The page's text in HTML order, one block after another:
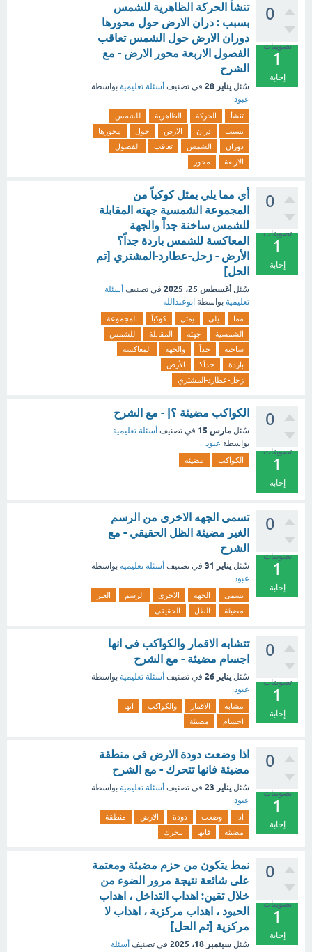
0
تصويتات
1
إجابة
تنشأ الحركة الظاهرية للشمس
بسبب : دران الارض حول محورها
دوران الارض حول الشمس تعاقب
الفصول الاربعة محور الارض - مع
الشرح
سُئل يناير 28 في تصنيف أسئلة تعليمية بواسطة
عبود
تنشأ الحركة الظاهرية
للشمس
بسبب
دران الارض حول
محورها
دوران
الشمس تعاقب
الفصول
الاربعة
محور
0
تصويتات
1
إجابة
أي مما يلي يمثل كوكباً من
المجموعة الشمسية جهته المقابلة
للشمس ساخنة جداً والجهة
المعاكسة للشمس باردة جداً؟
الأرض - زحل-عطارد-المشتري [تم
الحل]
سُئل أغسطس 25، 2025 في تصنيف أسئلة
تعليمية بواسطة ابوعبدالله
مما يلي يمثل كوكباً
المجموعة
الشمسية
جهته المقابلة
للشمس
ساخنة
جداً والجهة
المعاكسة
باردة
جداً؟
الأرض
زحل-عطارد-المشتري
0
تصويتات
1
إجابة
الكواكب مضيئة ؟| - مع الشرح
سُئل مارس 15 في تصنيف أسئلة تعليمية
بواسطة عبود
الكواكب مضيئة
0
تصويتات
1
إجابة
تسمى الجهه الاخرى من الرسم
الغير مضيئة الظل الحقيقي - مع
الشرح
سُئل يناير 31 في تصنيف أسئلة تعليمية بواسطة
عبود
تسمى الجهه الاخرى الرسم
الغير
مضيئة
الظل الحقيقي
0
تصويتات
1
إجابة
تتشابه الاقمار والكواكب فى انها
اجسام مضيئة - مع الشرح
سُئل يناير 26 في تصنيف أسئلة تعليمية بواسطة
عبود
تتشابه الاقمار والكواكب
انها
اجسام
مضيئة
0
تصويتات
1
إجابة
اذا وضعت دودة الارض فى منطقة
مضيئة فانها تتحرك - مع الشرح
سُئل يناير 23 في تصنيف أسئلة تعليمية بواسطة
عبود
اذا وضعت دودة الارض
منطقة
مضيئة
فانها تتحرك
0
تصويتات
1
إجابة
نمط يتكون من حزم مضيئة ومعتمة
على شائعة نتيجة مرور الضوء من
خلال تقين: اهداب التداخل ، اهداب
الحيود ، اهداب مركزية ، اهداب لا
مركزية [تم الحل]
سُئل سبتمبر 18، 2025 في تصنيف أسئلة